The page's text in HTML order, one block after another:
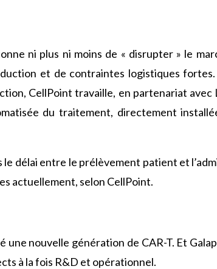
ni plus ni moins de « disrupter » le
et de contraintes logistiques
CellPoint travaille, en partenariat avec
du traitement, directement
le délai entre le prélèvement patient et l’
actuellement, selon CellPoint.
une nouvelle génération de CAR-T. Et
à la fois R&D et opérationnel.